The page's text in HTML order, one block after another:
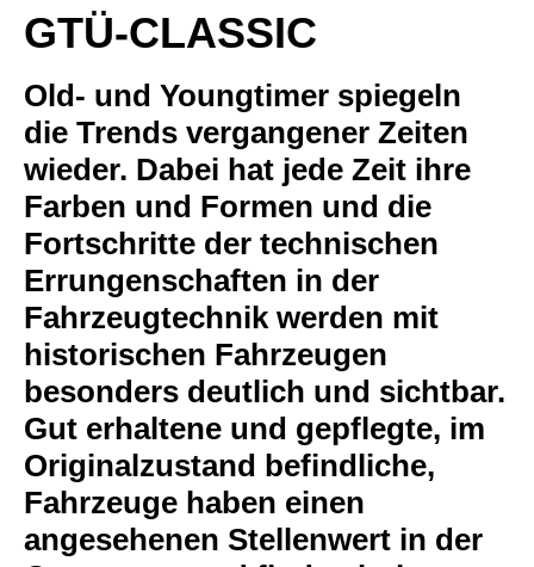
GTÜ-CLASSIC
Old- und Youngtimer spiegeln
die Trends vergangener Zeiten
wieder. Dabei hat jede Zeit ihre
Farben und Formen und die
Fortschritte der technischen
Errungenschaften in der
Fahrzeugtechnik werden mit
historischen Fahrzeugen
besonders deutlich und sichtbar.
Gut erhaltene und gepflegte, im
Originalzustand befindliche,
Fahrzeuge haben einen
angesehenen Stellenwert in der